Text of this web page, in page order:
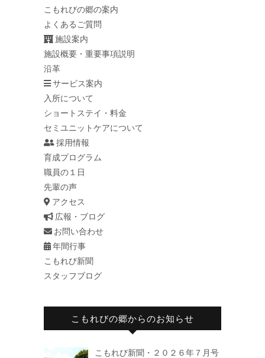
こもれびの郷の案内
よくあるご質問
施設案内
施設概要・重要事項説明
沿革
サービス案内
入所について
ショートステイ・料金
セミユニットケアについて
採用情報
育成プログラム
職員の１日
先輩の声
アクセス
広報・ブログ
お問い合わせ
年間行事
こもれび新聞
スタッフブログ
こもれびの郷からのお知らせ
こもれび新聞・２０２６年７月号